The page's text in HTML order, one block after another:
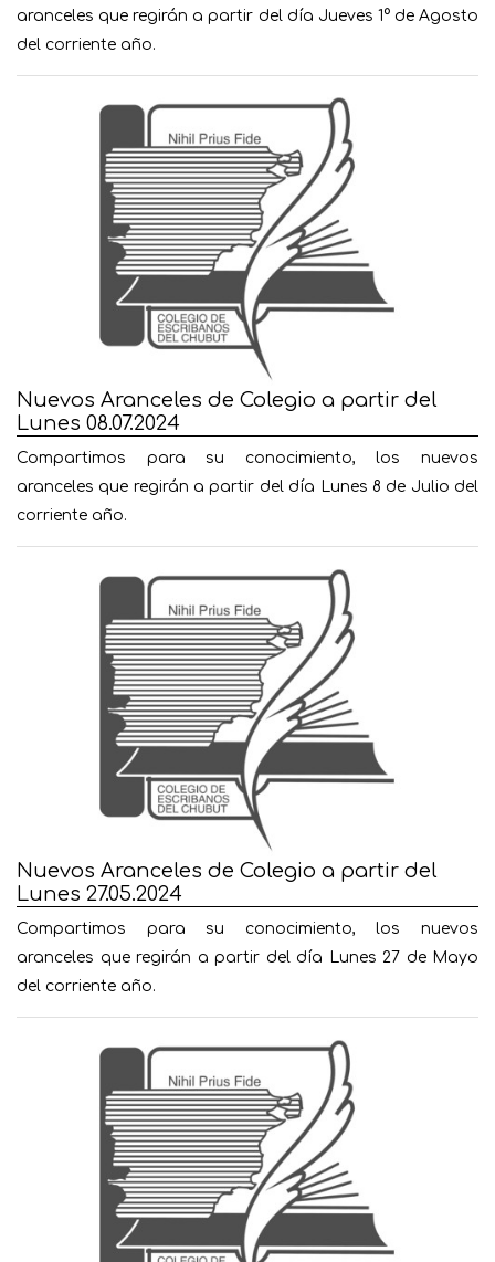
aranceles que regirán a partir del día Jueves 1° de Agosto
del corriente año.
Nuevos Aranceles de Colegio a partir del
Lunes 08.07.2024
Compartimos para su conocimiento, los nuevos
aranceles que regirán a partir del día Lunes 8 de Julio del
corriente año.
Nuevos Aranceles de Colegio a partir del
Lunes 27.05.2024
Compartimos para su conocimiento, los nuevos
aranceles que regirán a partir del día Lunes 27 de Mayo
del corriente año.